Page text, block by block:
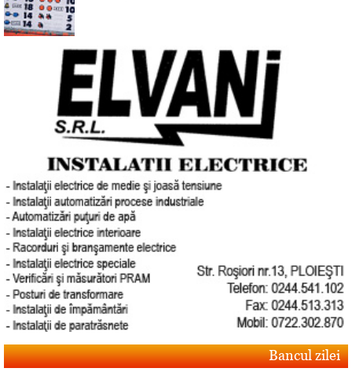
Bancul zilei